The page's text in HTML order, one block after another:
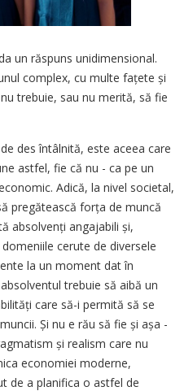
un răspuns unidimensional.
complex, cu multe fațete și
trebuie, sau nu merită, să fie
des întâlnită, este aceea care
astfel, fie că nu - ca pe un
Adică, la nivel societal,
pregătească forța de muncă
absolvenți angajabili și,
cerute de diversele
la un moment dat în
trebuie să aibă un
care să-i permită să se
Și nu e rău să fie și așa -
și realism care nu
economiei moderne,
de a planifica o astfel de